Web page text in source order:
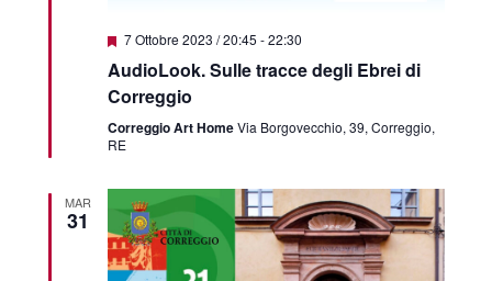
Featured
7 Ottobre 2023 / 20:45 -22:30
AudioLook. Sulle tracce degli Ebrei di
Correggio
Correggio Art HomeVia Borgovecchio, 39, Correggio,
RE
MAR
31